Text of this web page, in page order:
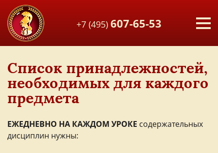
+7 (495) 607-65-53
Список принадлежностей,
необходимых для каждого
предмета
ЕЖЕДНЕВНО НА КАЖДОМ УРОКЕ содержательных
дисциплин нужны: